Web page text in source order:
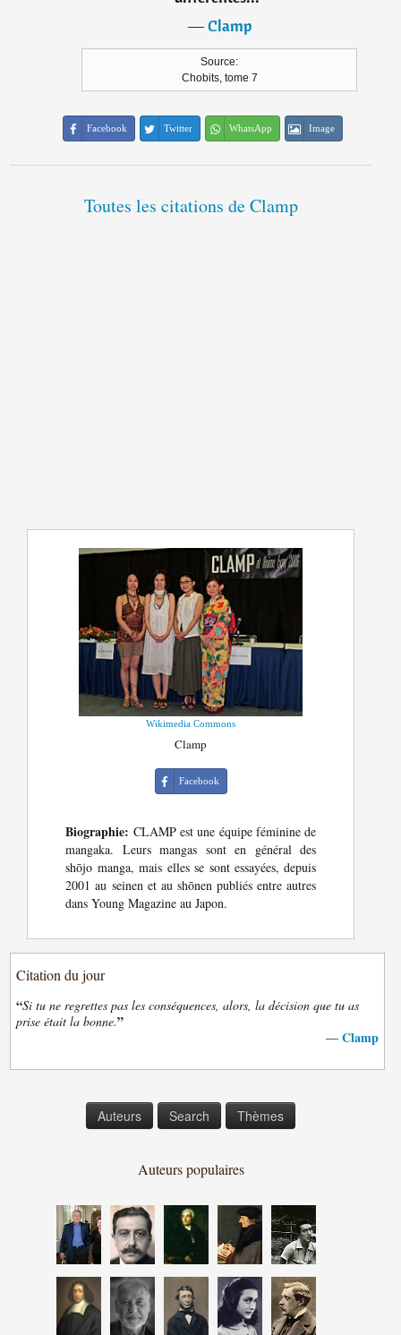
―Clamp
Source:
Chobits, tome 7
Facebook Twitter WhatsApp Image
Toutes les citations de Clamp
Wikimedia Commons
Clamp
Facebook
Biographie: CLAMP est une équipe féminine de
mangaka. Leurs mangas sont en général des
shōjo manga, mais elles se sont essayées, depuis
2001 au seinen et au shōnen publiés entre autres
dans Young Magazine au Japon.
Citation du jour
“Si tu ne regrettes pas les conséquences, alors, la décision que tu as
prise était la bonne.”
— Clamp
Auteurs Search Thèmes
Auteurs populaires